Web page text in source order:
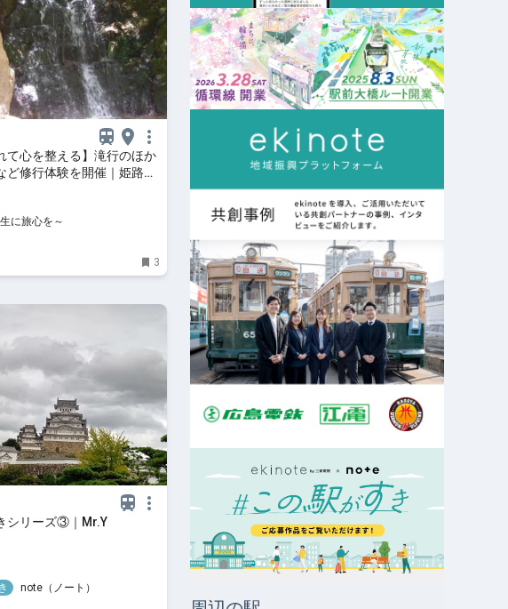
て心を整える】滝行のほか
ど修行体験を開催｜姫路市
に旅心を～
3
シリーズ③｜Mr.Y
note（ノート）